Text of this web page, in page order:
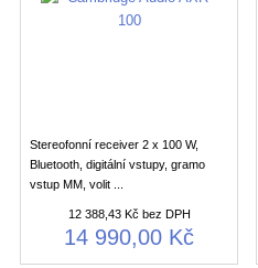
Stereofonní receiver 2 x 100 W,
Bluetooth, digitální vstupy, gramo
vstup MM, volit ...
12 388,43 Kč bez DPH
14 990,00 Kč